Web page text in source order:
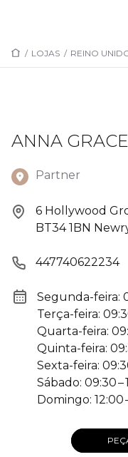
/ LOJAS / REINO
ANNA
Partner
6 Hollywood
BT34 1BN
447740622234
Segunda-feira:
Terça-feira:
Quarta-feira:
Quinta-feira:
Sexta-feira:
Sábado: 09:30 –
Domingo: 12:00